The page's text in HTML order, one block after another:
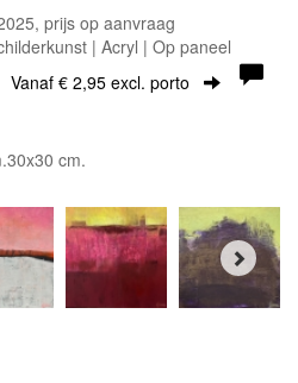
prijs op aanvraag
| Acryl | Op paneel
Vanaf € 2,95 excl. porto
cm.